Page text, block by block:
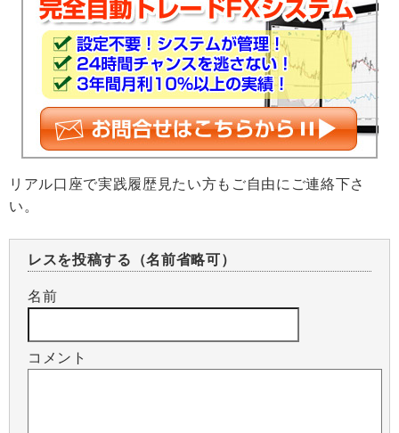
リアル口座で実践履歴見たい方もご自由にご連絡下さ
い。
レスを投稿する（名前省略可）
名前
コメント